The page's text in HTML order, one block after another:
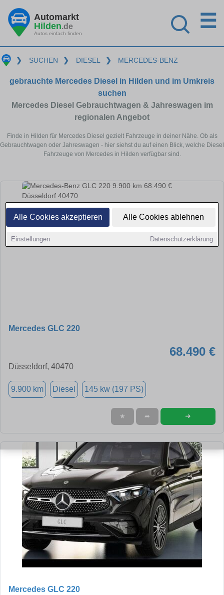
Alle Cookies akzeptieren Alle Cookies ablehnen
Einstellungen Datenschutzerklärung
Automarkt
Hilden.de
Autos einfach finden
☰
❯ SUCHEN ❯ DIESEL ❯ MERCEDES-BENZ
gebrauchte Mercedes Diesel in Hilden und im Umkreis
suchen
Mercedes Diesel Gebrauchtwagen & Jahreswagen im
regionalen Angebot
Finde in Hilden für Mercedes Diesel gezielt Fahrzeuge in deiner Nähe. Ob als
Gebrauchtwagen oder Jahreswagen - hier siehst du auf einen Blick, welche Diesel
Fahrzeuge von Mercedes in Hilden verfügbar sind.
Mercedes GLC 220
68.490 €
Düsseldorf, 40470
9.900 km Diesel 145 kw (197 PS)
★ ➦ ➜
Mercedes GLC 220